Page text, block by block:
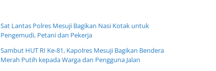
Sat Lantas Polres Mesuji Bagikan Nasi Kotak untuk
Pengemudi, Petani dan Pekerja
Sambut HUT RI Ke-81, Kapolres Mesuji Bagikan Bendera
Merah Putih kepada Warga dan Pengguna Jalan